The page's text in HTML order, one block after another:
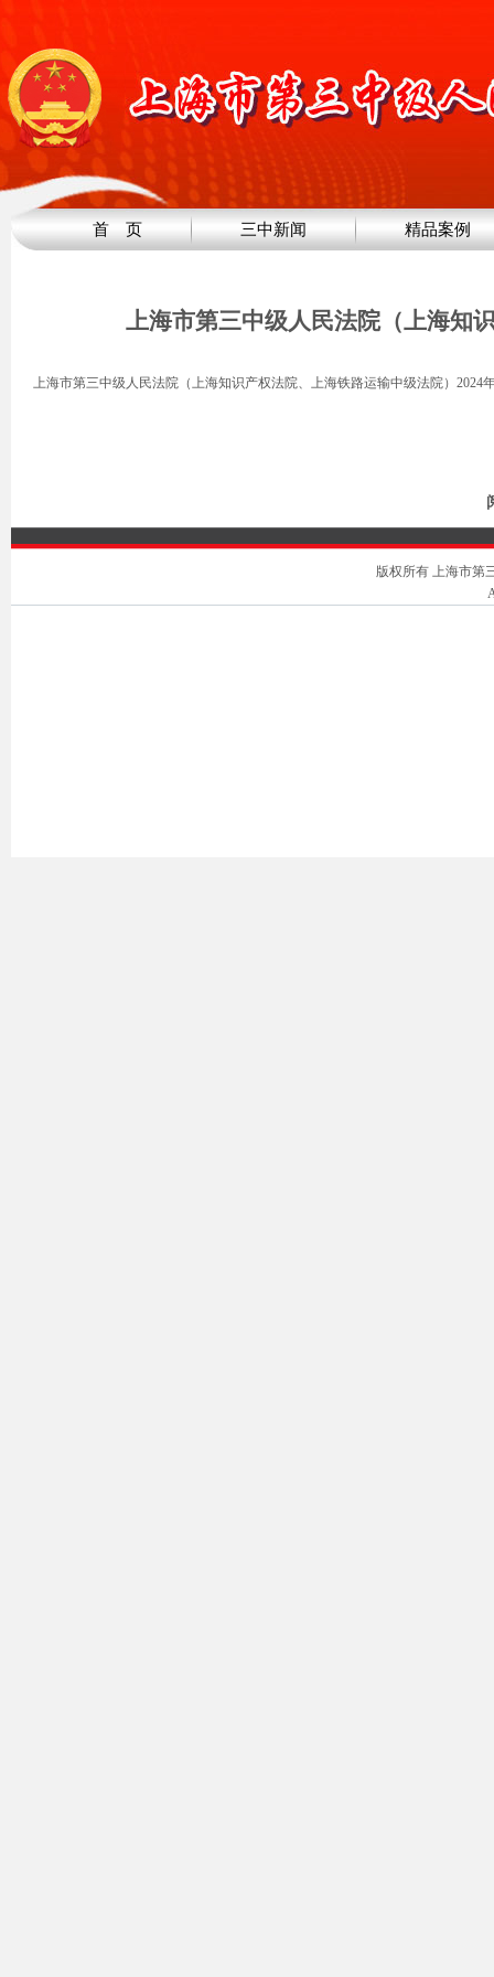
首 页 三中新闻 精品案例
上海市第三中级人民法院（上海知
上海市第三中级人民法院（上海知识产权法院、上海铁路运输中级法院）2024
版权所有 上海市第